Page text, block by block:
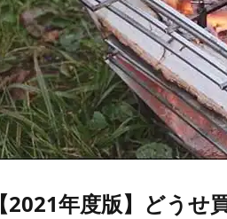
【2021年度版】どう